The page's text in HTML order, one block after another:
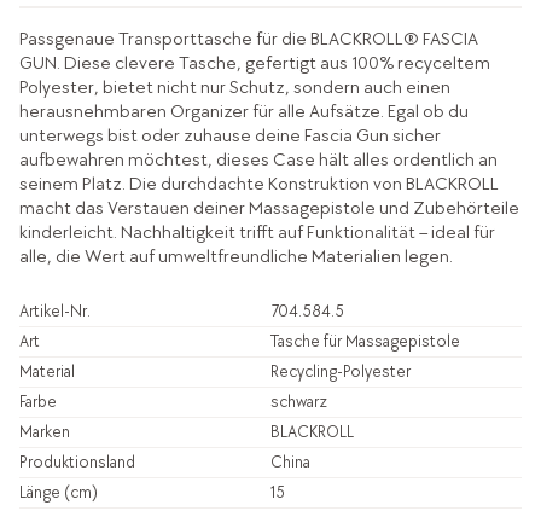
Passgenaue Transporttasche für die BLACKROLL® FASCIA
GUN. Diese clevere Tasche, gefertigt aus 100% recyceltem
Polyester, bietet nicht nur Schutz, sondern auch einen
herausnehmbaren Organizer für alle Aufsätze. Egal ob du
unterwegs bist oder zuhause deine Fascia Gun sicher
aufbewahren möchtest, dieses Case hält alles ordentlich an
seinem Platz. Die durchdachte Konstruktion von BLACKROLL
macht das Verstauen deiner Massagepistole und Zubehörteile
kinderleicht. Nachhaltigkeit trifft auf Funktionalität – ideal für
alle, die Wert auf umweltfreundliche Materialien legen.
Artikel-Nr.
704.584.5
Art
Tasche für Massagepistole
Material
Recycling-Polyester
Farbe
schwarz
Marken
BLACKROLL
Produktionsland
China
Länge (cm)
15